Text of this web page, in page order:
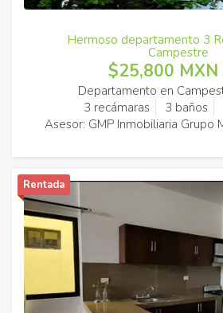
Hermoso departamento 3
Campestre
$25,800 MXN
Departamento en
3 recámaras
3 baños
Asesor: GMP Inmobiliaria Grupo
Rentada